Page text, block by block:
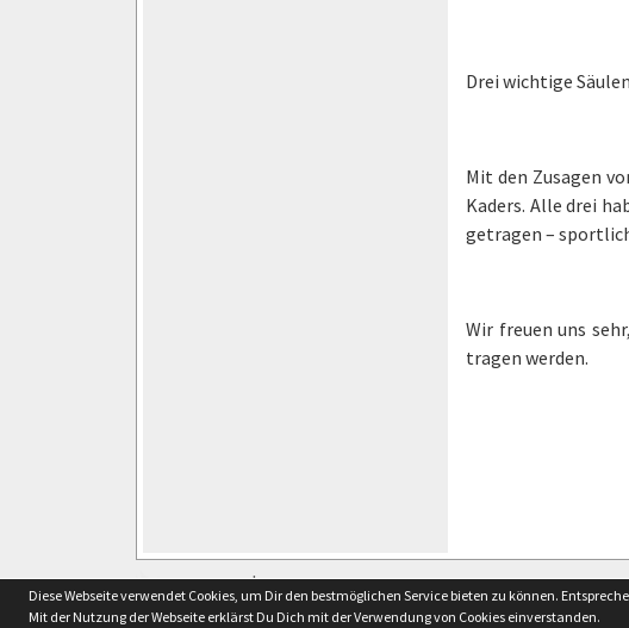
Drei wichtige
Mit den Zusagen
Kaders. Alle drei
getragen –
Wir freuen uns
tragen werden.
soccero.de
© 2006 - 2026
Diese Webseite verwendet Cookies, um Dir den bestmöglichen Service bieten zu können.
Mit der Nutzung der Webseite erklärst Du Dich mit der Verwendung von Cookies einverstanden.